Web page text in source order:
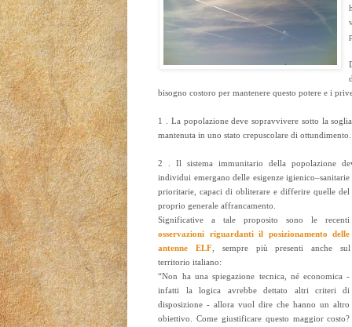
bisogno costoro per mantenere questo potere e i
1 . La popolazione deve sopravvivere sotto la
mantenuta in uno stato crepuscolare di ottundimento.
2 . Il sistema immunitario della popolazione
individui emergano delle esigenze igienico–sanitarie
prioritarie, capaci di obliterare e differire quelle del
proprio generale affrancamento.
Significative a tale proposito sono le recenti
osservazioni riguardanti il posizionamento delle
antenne ELF , sempre più presenti anche sul
territorio italiano:
“Non ha una spiegazione tecnica, né economica -
infatti la logica avrebbe dettato altri criteri di
disposizione - allora vuol dire che hanno un altro
obiettivo. Come giustificare questo maggior costo?